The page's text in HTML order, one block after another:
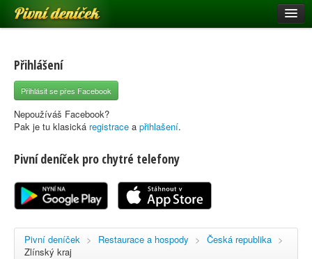
Pivní deníček
Pivní mapa
Pivní značky
Nápověda
Registrace
Přihlášení
Přihlásit se přes Facebook
Nepoužíváš Facebook?
Pak je tu klasická registrace a přihlašení.
Pivní deníček pro chytré telefony
Pivní deníček > Restaurace a hospody > Česká republika >
Zlínský kraj